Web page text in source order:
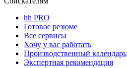
hh PRO
Готовое резюме
Все сервисы
Хочу у вас работать
Производственный календарь
Экспертная рекомендация